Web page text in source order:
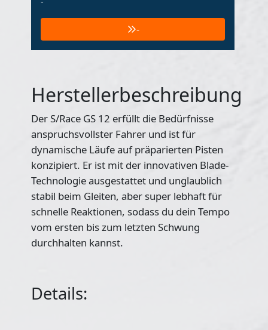
-
Herstellerbeschreibung
Der S/Race GS 12 erfüllt die Bedürfnisse
anspruchsvollster Fahrer und ist für
dynamische Läufe auf präparierten Pisten
konzipiert. Er ist mit der innovativen Blade-
Technologie ausgestattet und unglaublich
stabil beim Gleiten, aber super lebhaft für
schnelle Reaktionen, sodass du dein Tempo
vom ersten bis zum letzten Schwung
durchhalten kannst.
Details: